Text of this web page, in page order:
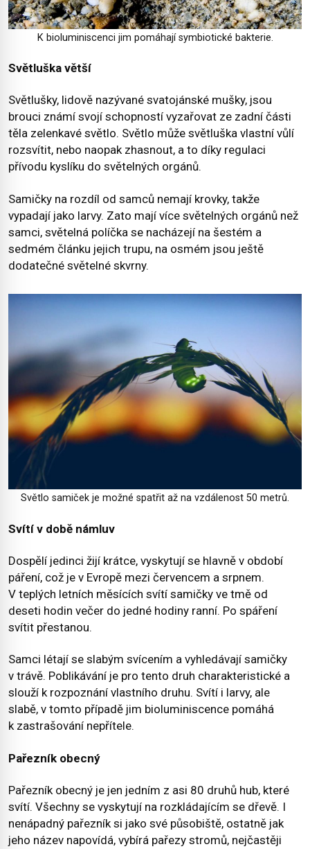
K bioluminiscenci jim pomáhají symbiotické bakterie.
Světluška větší
Světlušky, lidově nazývané svatojánské mušky, jsou
brouci známí svojí schopností vyzařovat ze zadní části
těla zelenkavé světlo. Světlo může světluška vlastní vůlí
rozsvítit, nebo naopak zhasnout, a to díky regulaci
přívodu kyslíku do světelných orgánů.
Samičky na rozdíl od samců nemají krovky, takže
vypadají jako larvy. Zato mají více světelných orgánů než
samci, světelná políčka se nacházejí na šestém a
sedmém článku jejich trupu, na osmém jsou ještě
dodatečné světelné skvrny.
Světlo samiček je možné spatřit až na vzdálenost 50 metrů.
Svítí v době námluv
Dospělí jedinci žijí krátce, vyskytují se hlavně v období
páření, což je v Evropě mezi červencem a srpnem.
V teplých letních měsících svítí samičky ve tmě od
deseti hodin večer do jedné hodiny ranní. Po spáření
svítit přestanou.
Samci létají se slabým svícením a vyhledávají samičky
v trávě. Poblikávání je pro tento druh charakteristické a
slouží k rozpoznání vlastního druhu. Svítí i larvy, ale
slabě, v tomto případě jim bioluminiscence pomáhá
k zastrašování nepřítele.
Pařezník obecný
Pařezník obecný je jen jedním z asi 80 druhů hub, které
svítí. Všechny se vyskytují na rozkládajícím se dřevě. I
nenápadný pařezník si jako své působiště, ostatně jak
jeho název napovídá, vybírá pařezy stromů, nejčastěji